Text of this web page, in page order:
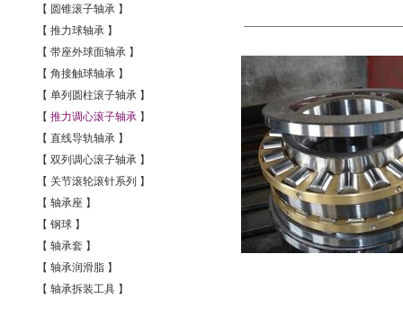
【 圆锥滚子轴承 】
【 推力球轴承 】
【 带座外球面轴承 】
【 角接触球轴承 】
【 单列圆柱滚子轴承 】
【 推力调心滚子轴承 】
【 直线导轨轴承 】
【 双列调心滚子轴承 】
【 关节滚轮滚针系列 】
【 轴承座 】
【 钢球 】
【 轴承套 】
【 轴承润滑脂 】
【 轴承拆装工具 】